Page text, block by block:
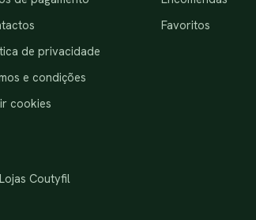
de privacidade
e condições
cookies
Favoritos
Lojas Coutyfil